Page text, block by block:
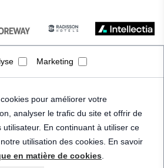
Marketing
pour améliorer votre
analyser le trafic du site et offrir de
utilisateur. En continuant à utiliser ce
utilisation des cookies. En savoir
en matière de cookies